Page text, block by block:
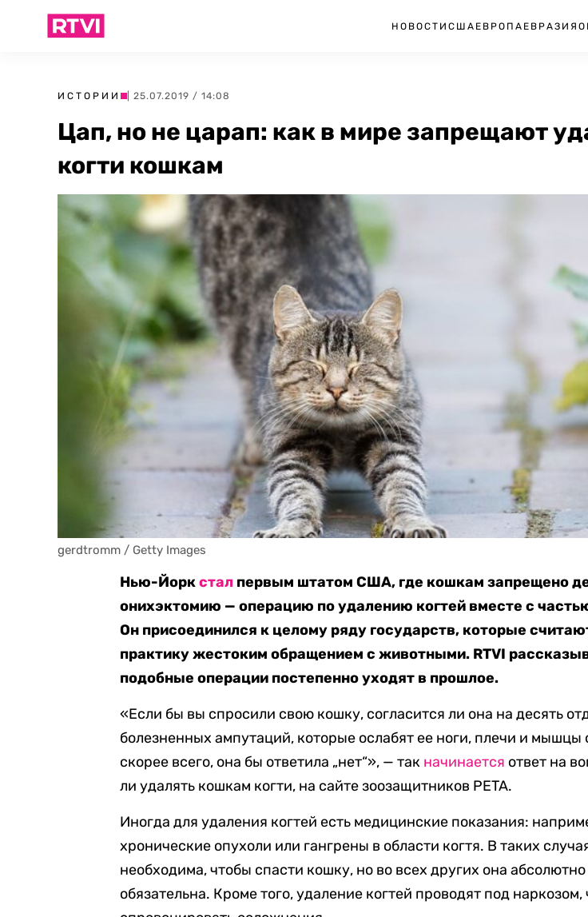
НОВОСТИ США ЕВРОПА ЕВРАЗИЯ
ИСТОРИИ | 25.07.2019 / 14:08
Цап, но не царап: как в мире запрещают
когти кошкам
gerdtromm / Getty Images
Нью-Йоркстал первым штатом США, где кошкам запрещено
онихэктомию — операцию по удалению когтей вместе с
Он присоединился к целому ряду государств, которые
практику жестоким обращением с животными. RTVI
подобные операции постепенно уходят в прошлое.
«Если бы вы спросили свою кошку, согласится ли она на десять
болезненных ампутаций, которые ослабят ее ноги, плечи и мышцы
скорее всего, она бы ответила „нет“», — так начинается ответ на
ли удалять кошкам когти, на сайте зоозащитников PETA.
Иногда для удаления когтей есть медицинские показания:
хронические опухоли или гангрены в области когтя. В таких
необходима, чтобы спасти кошку, но во всех других она
обязательна. Кроме того, удаление когтей проводят под